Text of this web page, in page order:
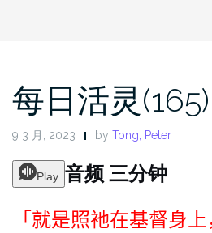
每日活灵
9 3 月, 2023 by Tong, Peter
Play 音频 三分钟
「就是照祂在基督身